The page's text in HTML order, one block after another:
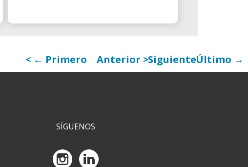
enfermedades minoritarias.
← Primero Anterior SiguienteÚltimo →
SÍGUENOS